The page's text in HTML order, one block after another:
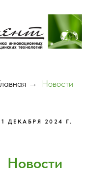
→ Новости
ДЕКАБРЯ 2024 Г.
Новости